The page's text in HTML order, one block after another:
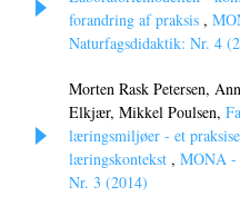
forandring af praksis ,
Naturfagsdidaktik: Nr. 4
Morten Rask Petersen,
Elkjær, Mikkel Poulsen,
læringsmiljøer - et
læringskontekst , MONA -
Nr. 3 (2014)